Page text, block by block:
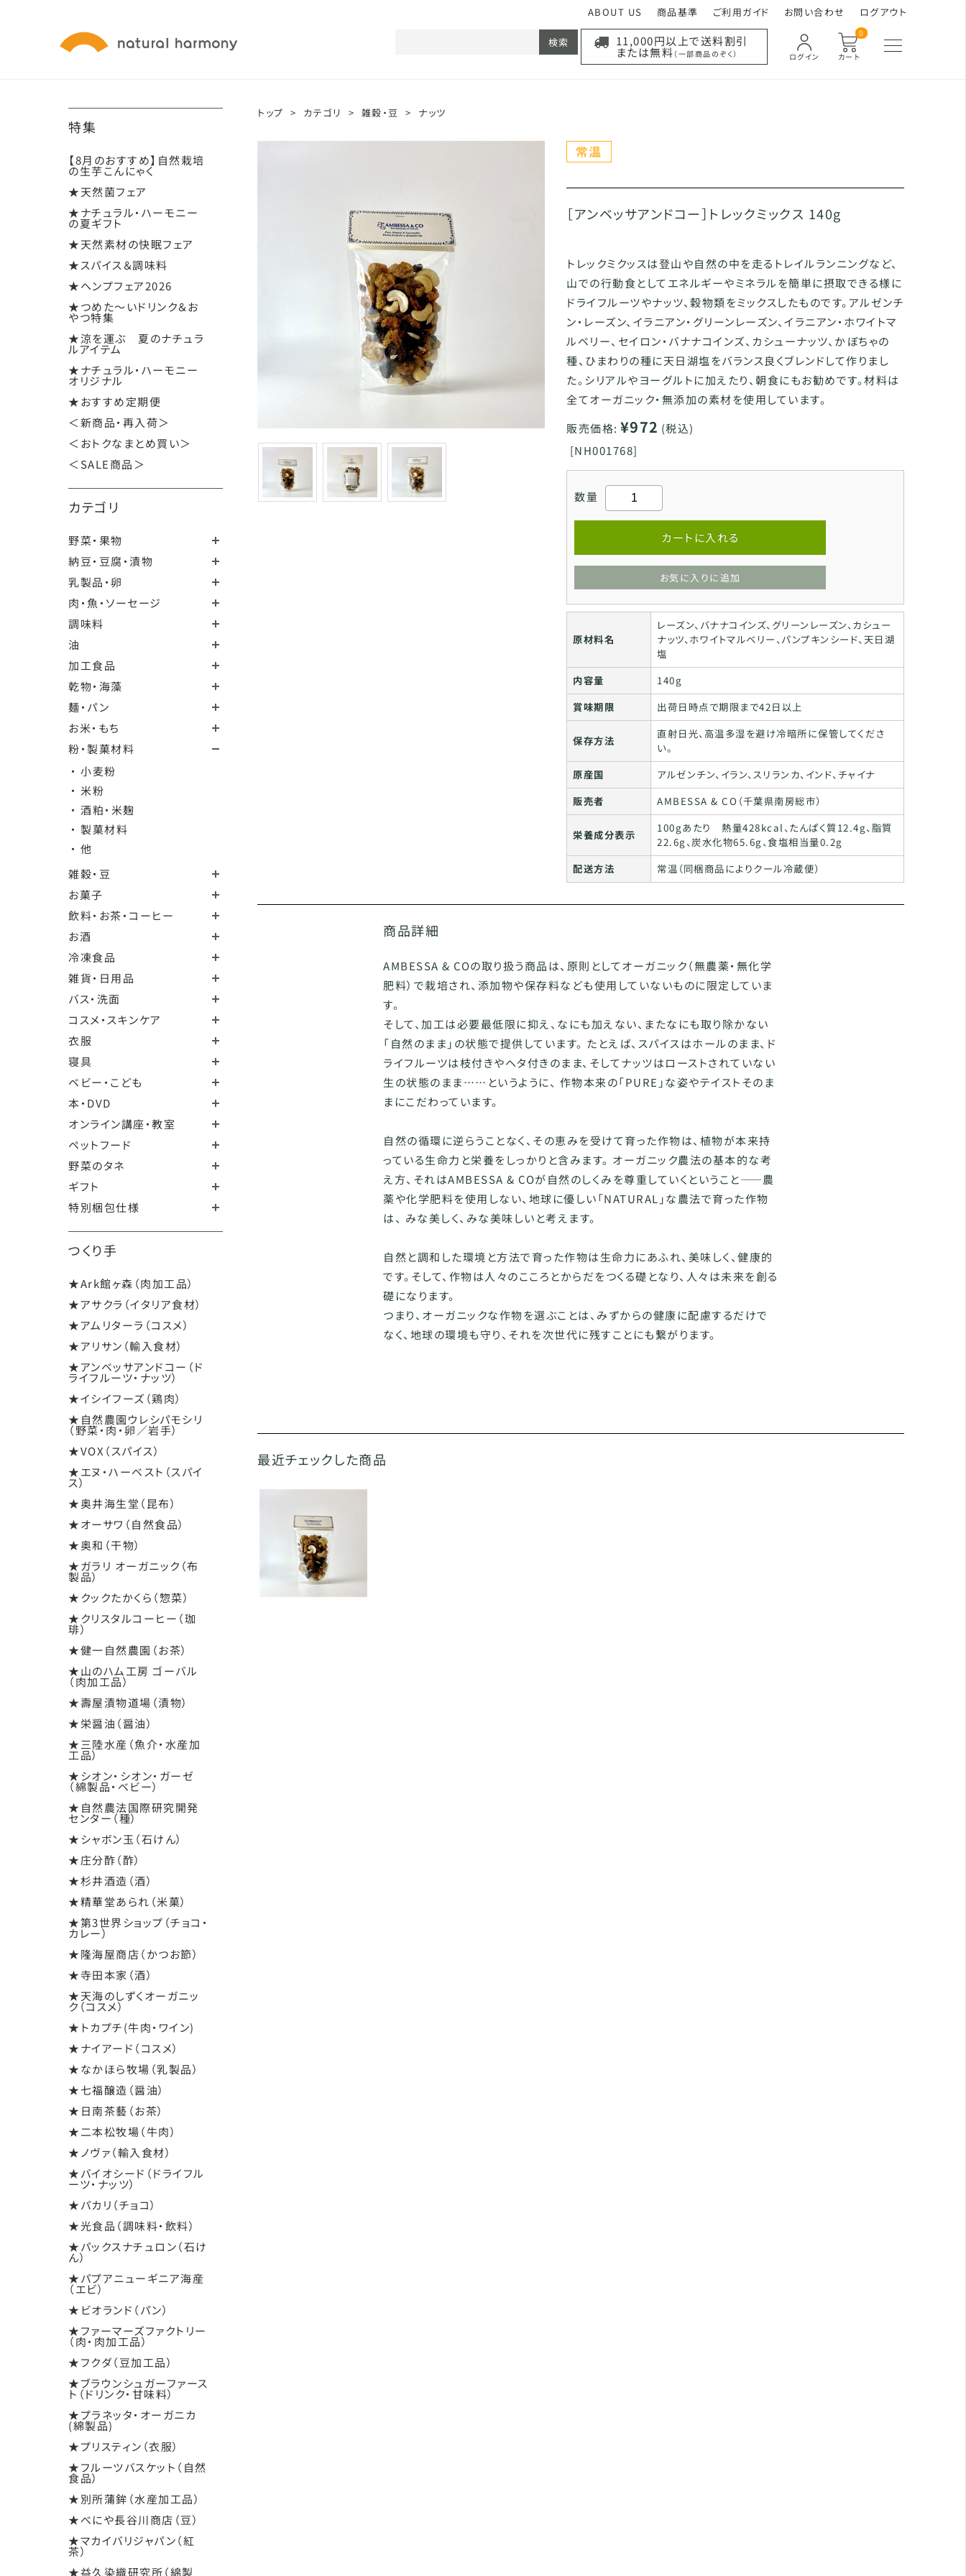
ABOUT US 商品基準 ご利用ガイド お問い合わせ ログアウト
カート
0
ログイン
11,000円以上で送料割引
または無料 （一部商品のぞく）
検索
特集
【8月のおすすめ】自然栽培
の生芋こんにゃく
★天然菌フェア
★ナチュラル・ハーモニー
の夏ギフト
★天然素材の快眠フェア
★スパイス＆調味料
★ヘンプフェア2026
★つめた～いドリンク＆お
やつ特集
★涼を運ぶ 夏のナチュラ
ルアイテム
★ナチュラル・ハーモニー
オリジナル
★おすすめ定期便
＜新商品・再入荷＞
＜おトクなまとめ買い＞
＜SALE商品＞
カテゴリ
野菜・果物
納豆・豆腐・漬物
乳製品・卵
肉・魚・ソーセージ
調味料
油
加工食品
乾物・海藻
麺・パン
お米・もち
粉・製菓材料
・ 小麦粉
・ 米粉
・ 酒粕・米麹
・ 製菓材料
・ 他
雑穀・豆
お菓子
飲料・お茶・コーヒー
お酒
冷凍食品
雑貨・日用品
バス・洗面
コスメ・スキンケア
衣服
寝具
ベビー・こども
本・DVD
オンライン講座・教室
ペットフード
野菜のタネ
ギフト
特別梱包仕様
つくり手
★Ark館ヶ森（肉加工品）
★アサクラ（イタリア食材）
★アムリターラ（コスメ）
★アリサン（輸入食材）
★アンベッサアンドコー（ド
ライフルーツ・ナッツ）
★イシイフーズ（鶏肉）
★自然農園ウレシパモシリ
（野菜・肉・卵／岩手）
★VOX（スパイス）
★エヌ・ハーベスト（スパイ
ス）
★奥井海生堂（昆布）
★オーサワ（自然食品）
★奥和（干物）
★ガラリ オーガニック（布
製品）
★クックたかくら（惣菜）
★クリスタルコーヒー（珈
琲）
★健一自然農園（お茶）
★山のハム工房 ゴーバル
（肉加工品）
★壽屋漬物道場（漬物）
★栄醤油（醤油）
★三陸水産（魚介・水産加
工品）
★シオン・シオン・ガーゼ
（綿製品・ベビー）
★自然農法国際研究開発
センター（種）
★シャボン玉（石けん）
★庄分酢（酢）
★杉井酒造（酒）
★精華堂あられ（米菓）
★第3世界ショップ（チョコ・
カレー）
★隆海屋商店（かつお節）
★寺田本家（酒）
★天海のしずくオーガニッ
ク（コスメ）
★トカプチ(牛肉・ワイン)
★ナイアード（コスメ）
★なかほら牧場（乳製品）
★七福醸造（醤油）
★日南茶藝（お茶）
★二本松牧場（牛肉）
★ノヴァ（輸入食材）
★バイオシード（ドライフル
ーツ・ナッツ）
★パカリ（チョコ）
★光食品（調味料・飲料）
★パックスナチュロン（石け
ん）
★パプアニューギニア海産
（エビ）
★ビオランド（パン）
★ファーマーズファクトリー
（肉・肉加工品）
★フクダ（豆加工品）
★ブラウンシュガーファース
ト（ドリンク・甘味料）
★プラネッタ・オーガニカ
(綿製品)
★プリスティン（衣服）
★フルーツバスケット（自然
食品）
★別所蒲鉾（水産加工品）
★べにや長谷川商店（豆）
★マカイバリジャパン（紅
茶）
★益久染織研究所（綿製
トップ > カテゴリ > 雑穀・豆 > ナッツ
［アンベッサアンドコー］トレックミックス 140g
トレックミクッスは登山や自然の中を走るトレイルランニングなど、
山での行動食としてエネルギーやミネラルを簡単に摂取できる様に
ドライフルーツやナッツ、穀物類をミックスしたものです。アルゼンチ
ン・レーズン、イラニアン・グリーンレーズン、イラニアン・ホワイトマ
ルベリー、セイロン・バナナコインズ、カシューナッツ、かぼちゃの
種、ひまわりの種に天日湖塩をバランス良くブレンドして作りまし
た。シリアルやヨーグルトに加えたり、朝食にもお勧めです。材料は
全てオーガニック・無添加の素材を使用しています。
販売価格: ¥972 (税込)
[NH001768]
数量
カートに入れる
お気に入りに追加
原材料名
レーズン、バナナコインズ、グリーンレーズン、カシュー
ナッツ、ホワイトマルベリー、パンプキンシード、天日湖
塩
内容量
140g
賞味期限
出荷日時点で期限まで42日以上
保存方法
直射日光、高温多湿を避け冷暗所に保管してくださ
い。
原産国
アルゼンチン、イラン、スリランカ、インド、チャイナ
販売者
AMBESSA & CO（千葉県南房総市）
栄養成分表示
100gあたり 熱量428kcal、たんぱく質12.4g、脂質
22.6g、炭水化物65.6g、食塩相当量0.2g
配送方法
常温（同梱商品によりクール冷蔵便）
商品詳細
AMBESSA & COの取り扱う商品は、原則としてオーガニック（無農薬・無化学
肥料）で栽培され、添加物や保存料なども使用していないものに限定していま
す。
そして、加工は必要最低限に抑え、なにも加えない、またなにも取り除かない
「自然のまま」の状態で提供しています。 たとえば、スパイスはホールのまま、ド
ライフルーツは枝付きやヘタ付きのまま、そしてナッツはローストされていない
生の状態のまま……というように、 作物本来の「PURE」な姿やテイストそのま
まにこだわっています。
自然の循環に逆らうことなく、その恵みを受けて育った作物は、植物が本来持
っている生命力と栄養をしっかりと含みます。 オーガニック農法の基本的な考
え方、それはAMBESSA & COが自然のしくみを尊重していくということ――農
薬や化学肥料を使用しない、地球に優しい「NATURAL」な農法で育った作物
は、 みな美しく、みな美味しいと考えます。
自然と調和した環境と方法で育った作物は生命力にあふれ、美味しく、健康的
です。そして、作物は人々のこころとからだをつくる礎となり、人々は未来を創る
礎になります。
つまり、オーガニックな作物を選ぶことは、みずからの健康に配慮するだけで
なく、地球の環境も守り、それを次世代に残すことにも繋がります。
最近チェックした商品